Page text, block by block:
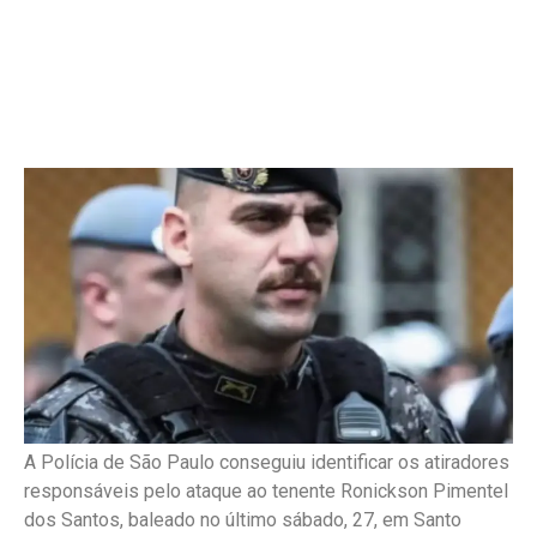
A Polícia de São Paulo conseguiu identificar os atiradores
responsáveis pelo ataque ao tenente Ronickson Pimentel
dos Santos, baleado no último sábado, 27, em Santo